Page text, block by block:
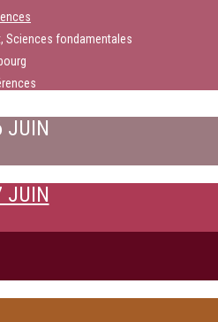
Sciences fondamentales
JUIN
JUIN